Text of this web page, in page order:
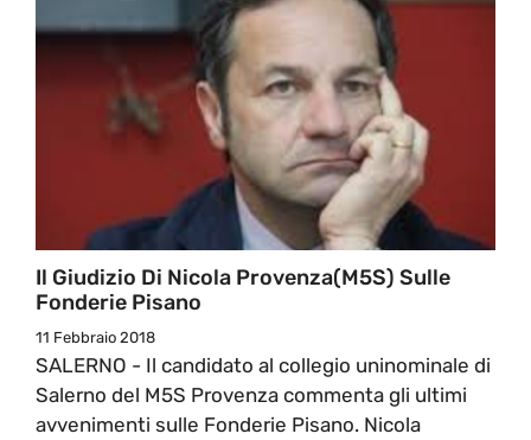
Il Giudizio Di Nicola Provenza(M5S) Sulle
Fonderie Pisano
11 Febbraio 2018
SALERNO - Il candidato al collegio uninominale di
Salerno del M5S Provenza commenta gli ultimi
avvenimenti sulle Fonderie Pisano. Nicola